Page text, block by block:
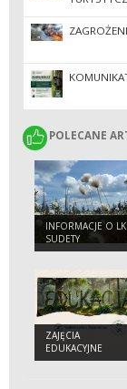
POLECANE
POLECANE
INFORMACJE O
SUDETY
ZACHODNIE
ZAJĘCIA
EDUKACYJNE